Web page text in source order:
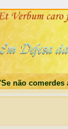
não comerdes a